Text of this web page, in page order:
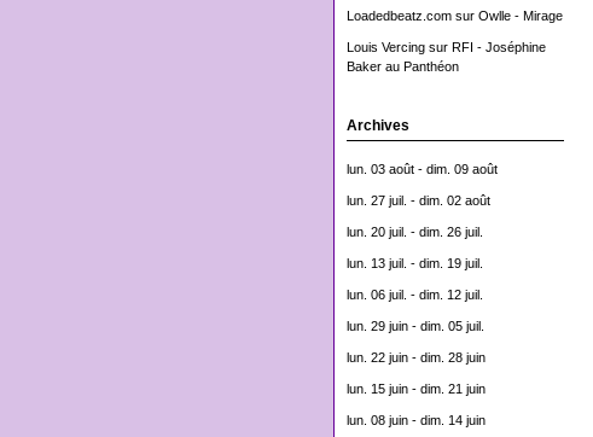
Loadedbeatz.comsur Owlle - Mirage
Louis Vercingsur RFI - Joséphine
Baker au Panthéon
Archives
lun. 03 août - dim. 09 août
lun. 27 juil. - dim. 02 août
lun. 20 juil. - dim. 26 juil.
lun. 13 juil. - dim. 19 juil.
lun. 06 juil. - dim. 12 juil.
lun. 29 juin - dim. 05 juil.
lun. 22 juin - dim. 28 juin
lun. 15 juin - dim. 21 juin
lun. 08 juin - dim. 14 juin